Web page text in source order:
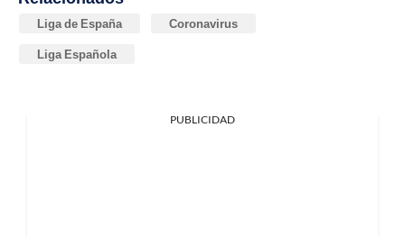
Liga de España Coronavirus
Liga Española
PUBLICIDAD